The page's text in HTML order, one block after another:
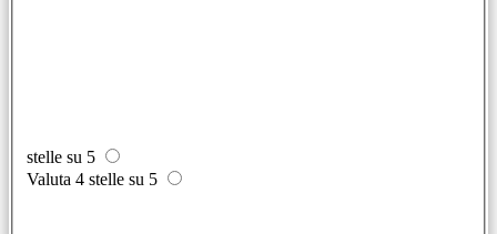
stelle su 5
Valuta 4 stelle su 5